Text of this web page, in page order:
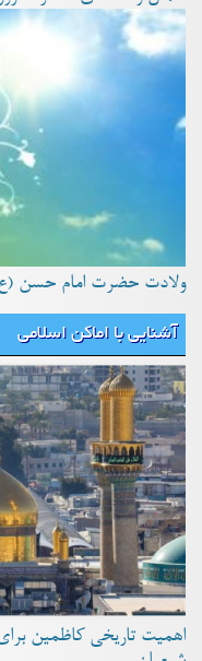
ولادت حضرت امام حسن
آشنایی با اماکن اسلامی
اهمیت تاریخی کاظمین